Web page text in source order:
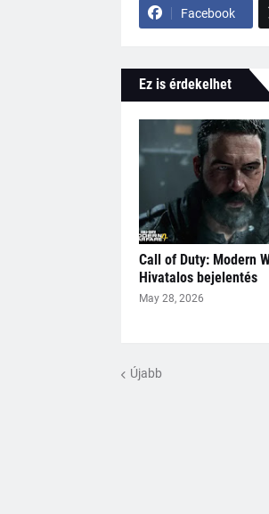
Facebook
Ez is érdekelhet
Call of Duty: Modern
Hivatalos bejelentés
May 28, 2026
Újabb